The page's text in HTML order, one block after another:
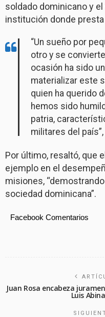
soldado dominicano y
institución donde presta
“Un sueño por
otro y se
ocasión ha sido
materializar este
quien ha querido
hemos sido
patria,
militares del
Por último, resaltó, que
ejemplo en el
misiones,
sociedad dominicana”.
Facebook Comentarios
Juan Rosa encabeza
Luis